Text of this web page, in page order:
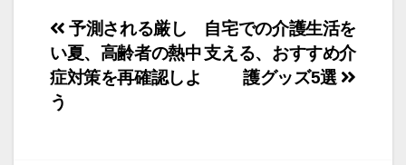
投
稿
ナ
自宅での介護生活を
支える、おすすめ介
護グッズ5選
予測される厳し
い夏、高齢者の熱中
症対策を再確認しよ
う